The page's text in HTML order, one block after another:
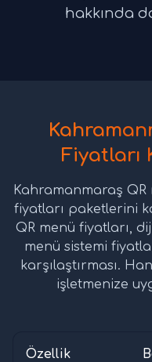
hakkında
Fiyatları
Kahramanmaraş
fiyatları paketlerini
QR menü fiyatları,
menü sistemi
karşılaştırması.
işletmenize
Özellik